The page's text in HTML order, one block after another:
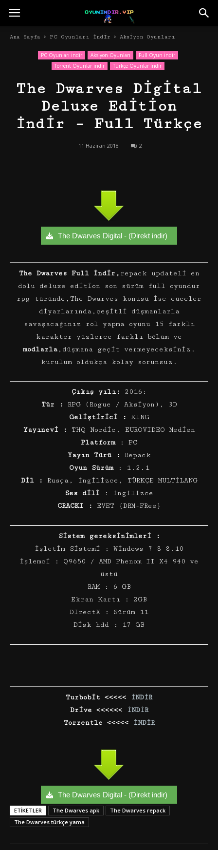
Ana Sayfa PC Oyunları İndir Aksiyon Oyunları
PC Oyunları İndir Aksiyon Oyunları
Full Oyun İndir
Torrent Oyunlar indir
Türkçe Oyunlar İndir
The Dwarves Digital
Deluxe Edition
İndir – Full Türkçe
11 Haziran 2018 2
The Dwarves Digital - (Direkt indir)
The Dwarves Full indir, repack updateli en
dolu deluxe edition son sürüm full oyundur
rpg türünde,The Dwarves konusu ise cüceler
diyarlarında,çeşitli düşmanlarla
savaşacağınız rol yapma oyunu 15 farklı
karakter yüzlerce farklı bölüm ve
modlarla,düşmana geçit vermeyeceksiniz.
kurulum oldukça kolay sorunsuz.
Çıkış yılı:
2016:
Tür : RPG (Rogue / Aksiyon), 3D
Geliştirici : KING
Yayınevi : THQ Nordic, EUROVIDEO Medien
Platform: PC
Yayın Türü : Repack
Oyun Sürüm: 1.2.1
Dil : Rusça, İngilizce, TÜRKÇE MULTİLANG
Ses dili : İngilizce
CRACKI :
EVET {DRM-FRee}
Sistem gereksinimleri :
İşletim Sistemi : Wİndows 7 8 8.10
İşlemci : Q9650 / AMD Phenom II X4 940 ve
üstü
RAM : 6 GB
Ekran Kartı : 2GB
DirectX : Sürüm 11
Disk hdd : 17 GB
Turbobit <<<<<
İNDİR
Drive <<<<<<
İNDİR
Torrentle <<<<<
İNDİR
The Dwarves Digital - (Direkt indir)
ETIKETLER The Dwarves apk
The Dwarves repack
The Dwarves türkçe yama